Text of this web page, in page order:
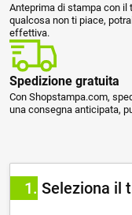
Anteprima di stampa con il
qualcosa non ti piace,
effettiva.
Spedizione gratuita
Con Shopstampa.com,
una consegna anticipata,
1 Seleziona il